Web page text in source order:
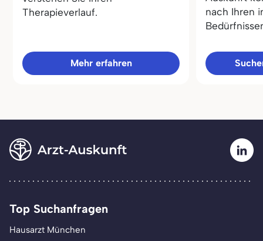
Therapieverlauf.
Mehr erfahren
nach Ihren
Top Suchanfragen
Hausarzt München